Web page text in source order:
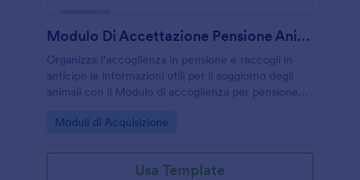
Modulo Di Accettazione Pensione Animali
Organizza l’accoglienza in pensione e raccogli in
anticipo le informazioni utili per il soggiorno degli
animali con il Modulo di accoglienza per pensione
di pet sitting e pensioni.
Go to Category:
Moduli di Acquisizione
Usa Template